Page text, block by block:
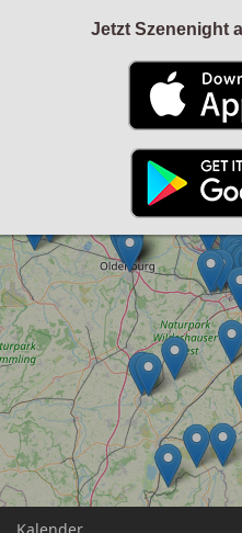
Jetzt Szenenight